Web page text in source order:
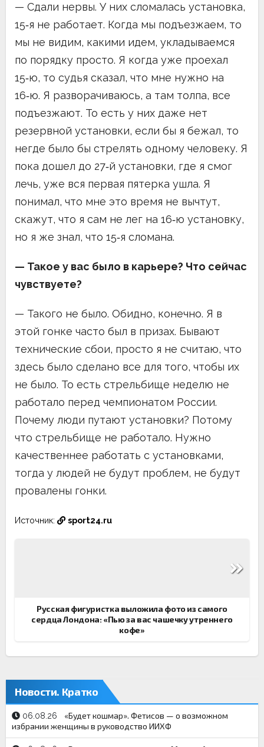
— Сдали нервы. У них сломалась установка,
15‑я не работает. Когда мы подъезжаем, то
мы не видим, какими идем, укладываемся
по порядку просто. Я когда уже проехал
15‑ю, то судья сказал, что мне нужно на
16‑ю. Я разворачиваюсь, а там толпа, все
подъезжают. То есть у них даже нет
резервной установки, если бы я бежал, то
негде было бы стрелять одному человеку. Я
пока дошел до 27‑й установки, где я смог
лечь, уже вся первая пятерка ушла. Я
понимал, что мне это время не вычтут,
скажут, что я сам не лег на 16‑ю установку,
но я же знал, что 15‑я сломана.
— Такое у вас было в карьере? Что сейчас
чувствуете?
— Такого не было. Обидно, конечно. Я в
этой гонке часто был в призах. Бывают
технические сбои, просто я не считаю, что
здесь было сделано все для того, чтобы их
не было. То есть стрельбище неделю не
работало перед чемпионатом России.
Почему люди путают установки? Потому
что стрельбище не работало. Нужно
качественнее работать с установками,
тогда у людей не будут проблем, не будут
провалены гонки.
Источник: sport24.ru
Русская фигуристка выложила фото из самого
сердца Лондона: «Пью за вас чашечку утреннего
кофе»
Новости. Кратко
06.08.26
«Будет кошмар». Фетисов — о возможном
избрании женщины в руководство ИИХФ